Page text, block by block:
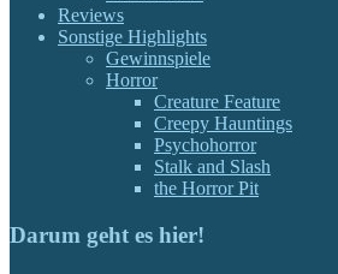
Reviews
Sonstige Highlights
Gewinnspiele
Horror
Creature Feature
Creepy Hauntings
Psychohorror
Stalk and Slash
the Horror Pit
Darum geht es hier!